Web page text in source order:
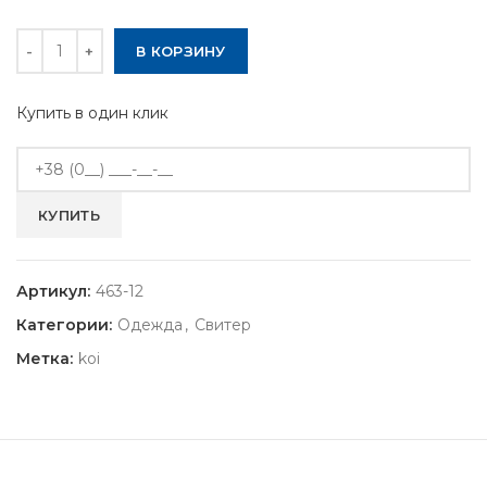
В КОРЗИНУ
Купить в один клик
Артикул: 463-12
Категории: Одежда , Свитер
Метка: koi